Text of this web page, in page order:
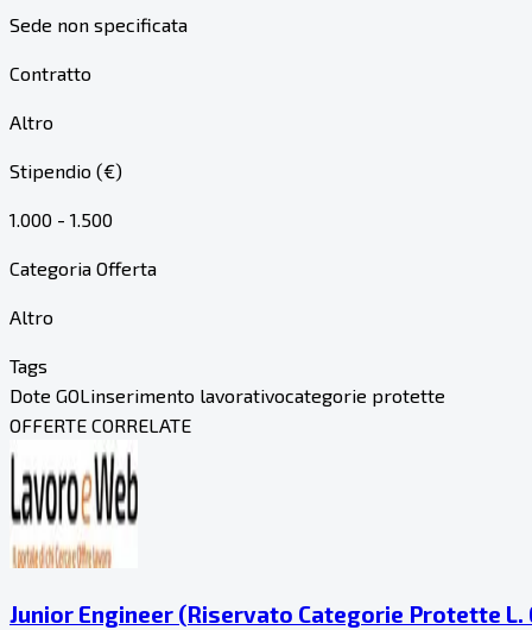
Sede non specificata
Contratto
Altro
Stipendio (€)
1.000 - 1.500
Categoria Offerta
Altro
Tags
Dote GOL inserimento lavorativocategorie protette
OFFERTE CORRELATE
Junior Engineer (Riservato Categorie Protette L.